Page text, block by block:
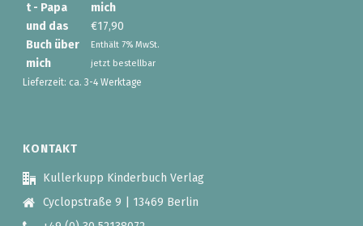
mich
€17,90
Enthält 7% MwSt.
jetzt bestellbar
Lieferzeit: ca. 3-4 Werktage
KONTAKT
Kullerkupp Kinderbuch Verlag
Cyclopstraße 9 | 13469 Berlin